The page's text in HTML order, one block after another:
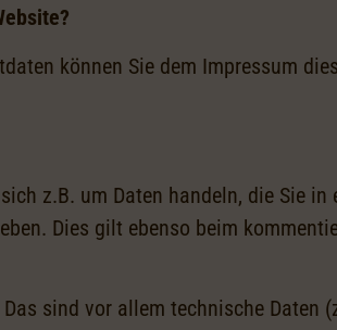
können Sie dem Impressum
z.B. um Daten handeln, die Sie in
Dies gilt ebenso beim
sind vor allem technische Daten